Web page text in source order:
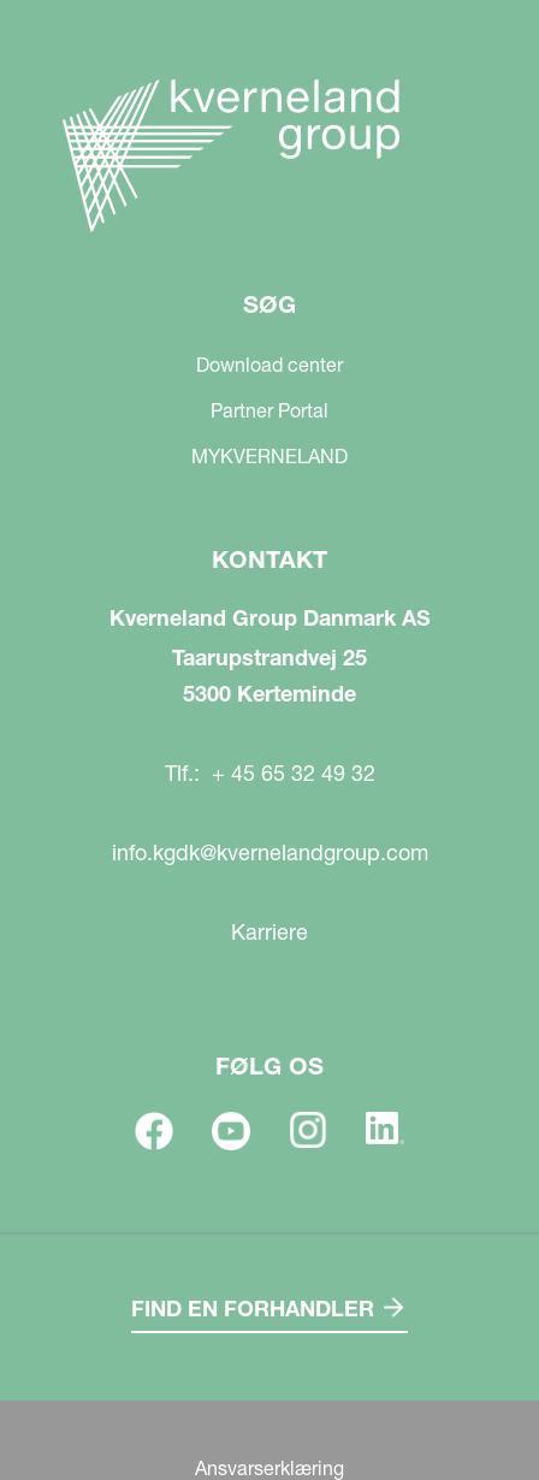
SØG
Download center
Partner Portal
MYKVERNELAND
KONTAKT
Kverneland Group Danmark AS
Taarupstrandvej 25
5300 Kerteminde
Tlf.: + 45 65 32 49 32
info.kgdk@kvernelandgroup.com
Karriere
FØLG OS
FIND EN FORHANDLER
Ansvarserklæring